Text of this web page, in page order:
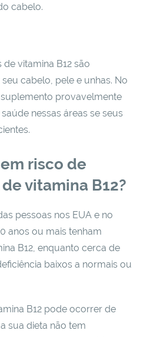
cabelo.
​​de vitamina B12 são
cabelo, pele e unhas. No
provavelmente
nessas áreas se seus
risco de
vitamina B12?
pessoas nos EUA e no
anos ou mais tenham
B12, enquanto cerca de
baixos a normais ou
B12 pode ocorrer de
sua dieta não tem